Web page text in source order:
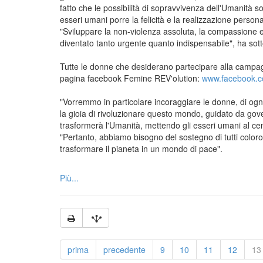
fatto che le possibilità di sopravvivenza dell'Umanità
esseri umani porre la felicità e la realizzazione
"Sviluppare la non-violenza assoluta, la
diventato tanto urgente quanto indispensabile", ha
Tutte le donne che desiderano partecipare alla
pagina facebook Femine REV'olution:
"Vorremmo in particolare incoraggiare le donne, di
la gioia di rivoluzionare questo mondo, guidato da
trasformerà l'Umanità, mettendo gli esseri umani al
"Pertanto, abbiamo bisogno del sostegno di tutti
trasformare il pianeta in un mondo di pace".
Più...
prima precedente 9 10 11 12 13